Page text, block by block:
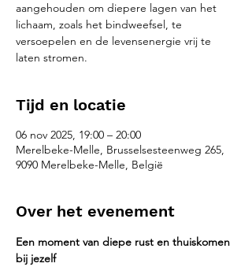
aangehouden om diepere lagen van het
lichaam, zoals het bindweefsel, te
versoepelen en de levensenergie vrij te
laten stromen.
Tijd en locatie
06 nov 2025, 19:00 – 20:00
Merelbeke-Melle, Brusselsesteenweg 265,
9090 Merelbeke-Melle, België
Over het evenement
Een moment van diepe rust en thuiskomen
bij jezelf